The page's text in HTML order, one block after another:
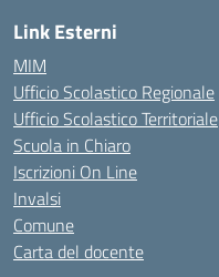
Link Esterni
MIM
Ufficio Scolastico Regionale
Ufficio Scolastico Territoriale
Scuola in Chiaro
Iscrizioni On Line
Invalsi
Comune
Carta del docente